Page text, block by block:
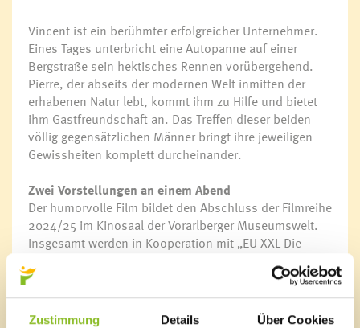
Zustimmung Details Über Cookies
Vincent ist ein berühmter erfolgreicher Unternehmer.
Eines Tages unterbricht eine Autopanne auf einer
Bergstraße sein hektisches Rennen vorübergehend.
Pierre, der abseits der modernen Welt inmitten der
erhabenen Natur lebt, kommt ihm zu Hilfe und bietet
ihm Gastfreundschaft an. Das Treffen dieser beiden
völlig gegensätzlichen Männer bringt ihre jeweiligen
Gewissheiten komplett durcheinander.
Zwei Vorstellungen an einem Abend
Der humorvolle Film bildet den Abschluss der Filmreihe
2024/25 im Kinosaal der Vorarlberger Museumswelt.
Insgesamt werden in Kooperation mit „EU XXL Die
Reihe“ acht europäische Filme gezeigt. An einem Kino-
Abend gibt es jeweils zwei Vorstellungen. Die erste
Vorstellung startet um 18:00 Uhr, die zweite um 20:00
Uhr.